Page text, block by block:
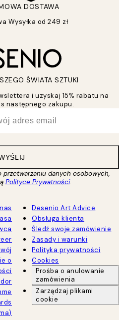
DOSTAWA
Wysyłka od 249 zł
ŚWIATA SZTUKI
i uzyskaj 15% rabatu na
następnego zakupu.
danych osobowych,
Polityce Prywatności.
o
Desenio Art Advice
Obsługa klienta
Śledź swoje zamówienie
Zasady i warunki
Polityka prywatności
Cookies
Prośba o anulowanie
zamówienia
Zarządzaj plikami
cookie